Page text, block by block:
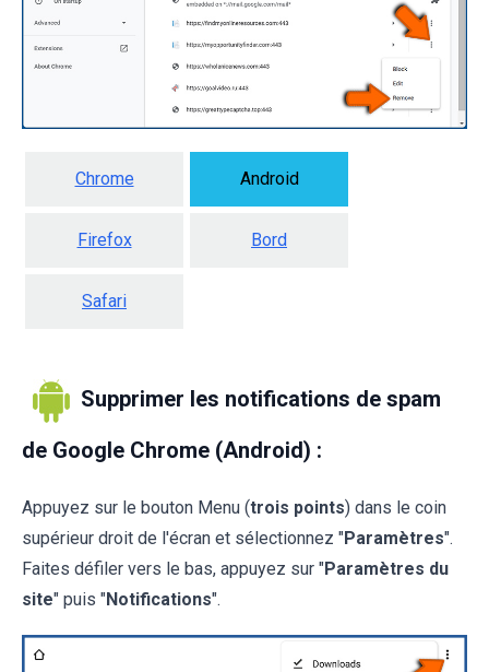
Chrome Android
Firefox Bord
Safari
Supprimer les notifications de spam
de Google Chrome (Android) :
Appuyez sur le bouton Menu (trois points) dans le coin
supérieur droit de l'écran et sélectionnez "Paramètres".
Faites défiler vers le bas, appuyez sur "Paramètres du
site" puis "Notifications".